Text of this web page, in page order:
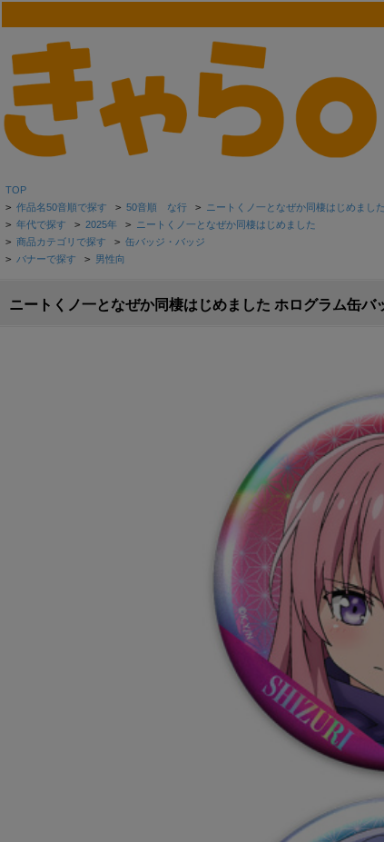
TOP
> 作品名50音順で探す > 50音順 な行 > ニートくノ一となぜか同棲はじめました
> 年代で探す > 2025年 > ニートくノ一となぜか同棲はじめました
> 商品カテゴリで探す > 缶バッジ・バッジ
> バナーで探す > 男性向
ニートくノ一となぜか同棲はじめました ホログラム缶バ